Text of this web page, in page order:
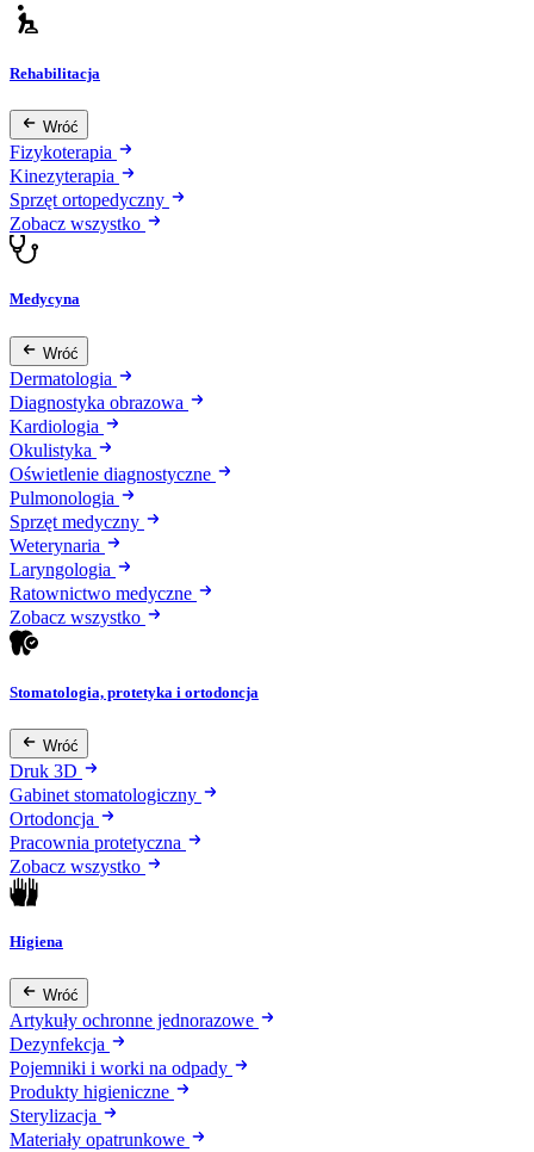
Rehabilitacja
Wróć
Fizykoterapia
Kinezyterapia
Sprzęt ortopedyczny
Zobacz wszystko
Medycyna
Wróć
Dermatologia
Diagnostyka obrazowa
Kardiologia
Okulistyka
Oświetlenie diagnostyczne
Pulmonologia
Sprzęt medyczny
Weterynaria
Laryngologia
Ratownictwo medyczne
Zobacz wszystko
Stomatologia, protetyka i ortodoncja
Wróć
Druk 3D
Gabinet stomatologiczny
Ortodoncja
Pracownia protetyczna
Zobacz wszystko
Higiena
Wróć
Artykuły ochronne jednorazowe
Dezynfekcja
Pojemniki i worki na odpady
Produkty higieniczne
Sterylizacja
Materiały opatrunkowe